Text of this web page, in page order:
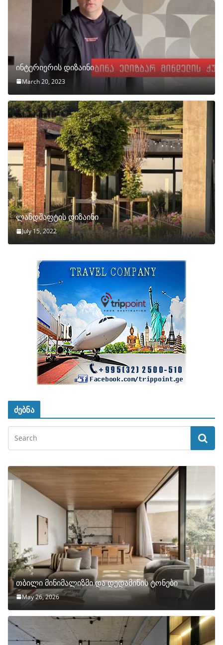
ინტერიერის დიზაინი
March 20, 2023
ლანდშაფტის დიზაინი
July 15, 2022
ძებნა
თბილი მინიმალიზმი და დედამიწის ტონები
May 26, 2026